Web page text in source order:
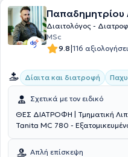
Παπαδημητρίου
Διαιτολόγος -
MSc
9.8|116
Δίαιτα και διατροφή
Σχετικά με τον ειδικό
ΘΕΣ ΔΙΑΤΡΟΦΗ | Τμηματική
Tanita MC 780 -
Απλή επίσκεψη